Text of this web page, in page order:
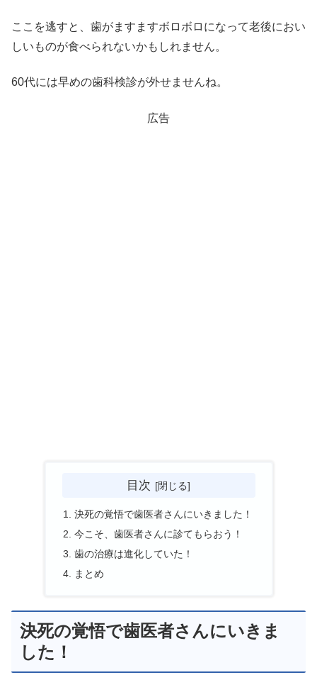
ここを逃すと、歯がますますボロボロになって老後におい
しいものが食べられないかもしれません。
60代には早めの歯科検診が外せませんね。
広告
目次
決死の覚悟で歯医者さんにいきました！
今こそ、歯医者さんに診てもらおう！
歯の治療は進化していた！
まとめ
決死の覚悟で歯医者さんにいきま
した！